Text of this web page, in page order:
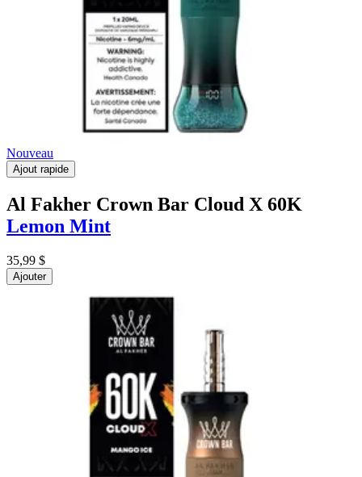
Nouveau
Ajout rapide
Al Fakher Crown Bar Cloud X 60K
Lemon Mint
35,99 $
Ajouter